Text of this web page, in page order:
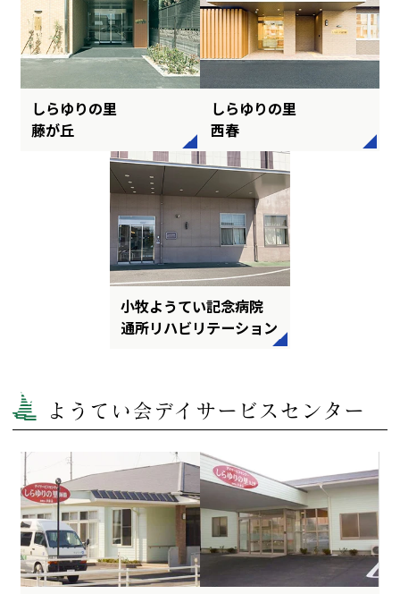
しらゆりの里
藤が丘
しらゆりの里
西春
小牧ようてい記念病院
通所リハビリテーション
ようてい会デイサービスセンター